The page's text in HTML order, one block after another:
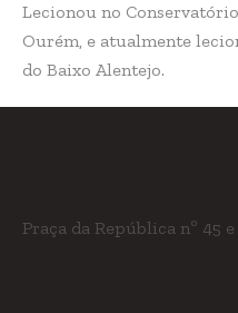
Lecionou no
Ourém, e atualmente
do Baixo Alentejo.
Praça da República nº 45 e